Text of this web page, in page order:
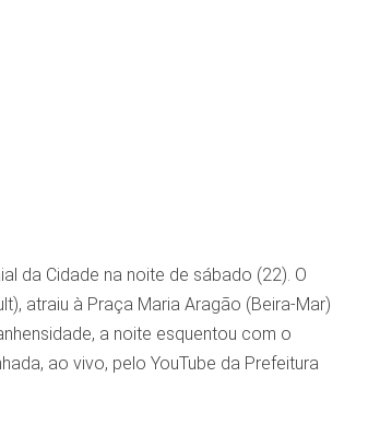
da Cidade na noite de sábado (22). O
atraiu à Praça Maria Aragão (Beira-Mar)
a noite esquentou com o
ao vivo, pelo YouTube da Prefeitura